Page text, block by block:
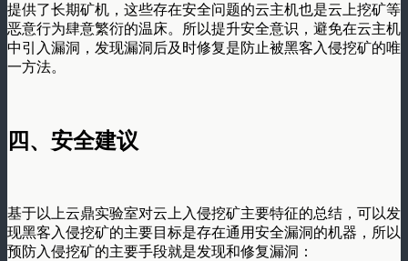
提供了长期矿机，这些存在安全问题的云主机也是云上挖矿等
恶意行为肆意繁衍的温床。所以提升安全意识，避免在云主机
中引入漏洞，发现漏洞后及时修复是防止被黑客入侵挖矿的唯
一方法。
四、安全建议
基于以上云鼎实验室对云上入侵挖矿主要特征的总结，可以发
现黑客入侵挖矿的主要目标是存在通用安全漏洞的机器，所以
预防入侵挖矿的主要手段就是发现和修复漏洞：